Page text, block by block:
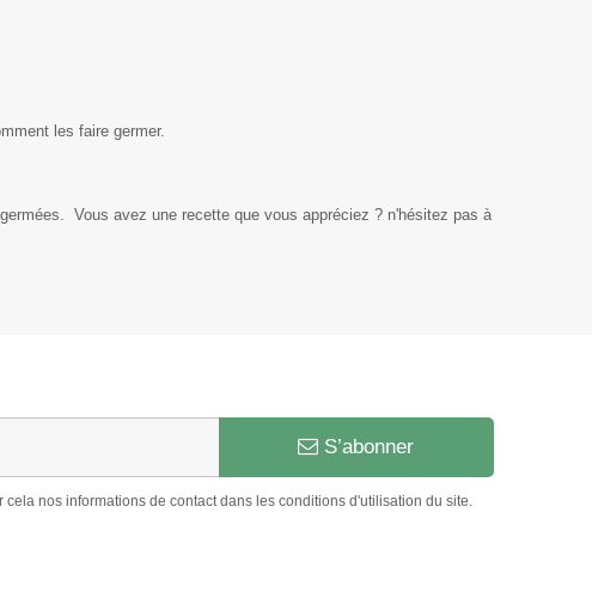
les faire germer.
Vous avez une recette que vous appréciez ? n'hésitez pas à
S’abonner
nos informations de contact dans les conditions d'utilisation du site.